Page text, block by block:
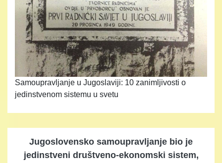
Samoupravljanje u Jugoslaviji: 10 zanimljivosti o
jedinstvenom sistemu u svetu
Jugoslovensko samoupravljanje bio je
jedinstveni društveno-ekonomski sistem,